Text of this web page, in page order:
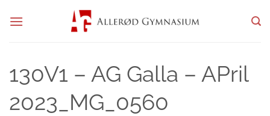
130V1 – AG Galla – APril
2023_MG_0560